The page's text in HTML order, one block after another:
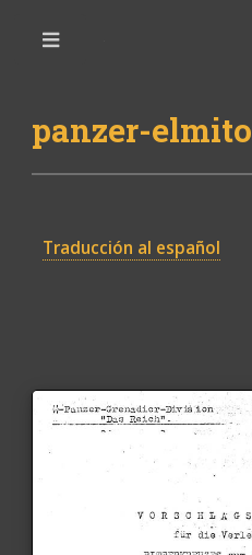
panzer-elmito
Traducción al español